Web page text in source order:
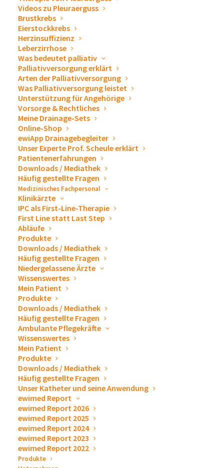
Videos zu Pleuraerguss
Brustkrebs
Eierstockkrebs
Herzinsuffizienz
Leberzirrhose
Was bedeutet palliativ
Palliativversorgung erklärt
Arten der Palliativversorgung
Was Palliativversorgung leistet
Unterstützung für Angehörige
Vorsorge & Rechtliches
Meine Drainage-Sets
Online-Shop
ewiApp Drainagebegleiter
Unser Experte Prof. Scheule erklärt
Patientenerfahrungen
Downloads / Mediathek
Häufig gestellte Fragen
Medizinisches Fachpersonal
Klinikärzte
IPC als First-Line-Therapie
First Line statt Last Step
Abläufe
Produkte
Downloads / Mediathek
Häufig gestellte Fragen
Niedergelassene Ärzte
Wissenswertes
Mein Patient
Produkte
Downloads / Mediathek
Häufig gestellte Fragen
Ambulante Pflegekräfte
Wissenswertes
Mein Patient
Produkte
Downloads / Mediathek
Häufig gestellte Fragen
Unser Katheter und seine Anwendung
ewimed Report
ewimed Report 2026
ewimed Report 2025
ewimed Report 2024
ewimed Report 2023
ewimed Report 2022
Produkte
First Line statt Last Step
9. Februar 2026
ARTIKEL LESEN
by Marc Braunmiller
Weihnachtsfeier 2025: Après-Ski, der Winter kann
kommen!
12. Dezember 2025
ARTIKEL LESEN
by ewimed